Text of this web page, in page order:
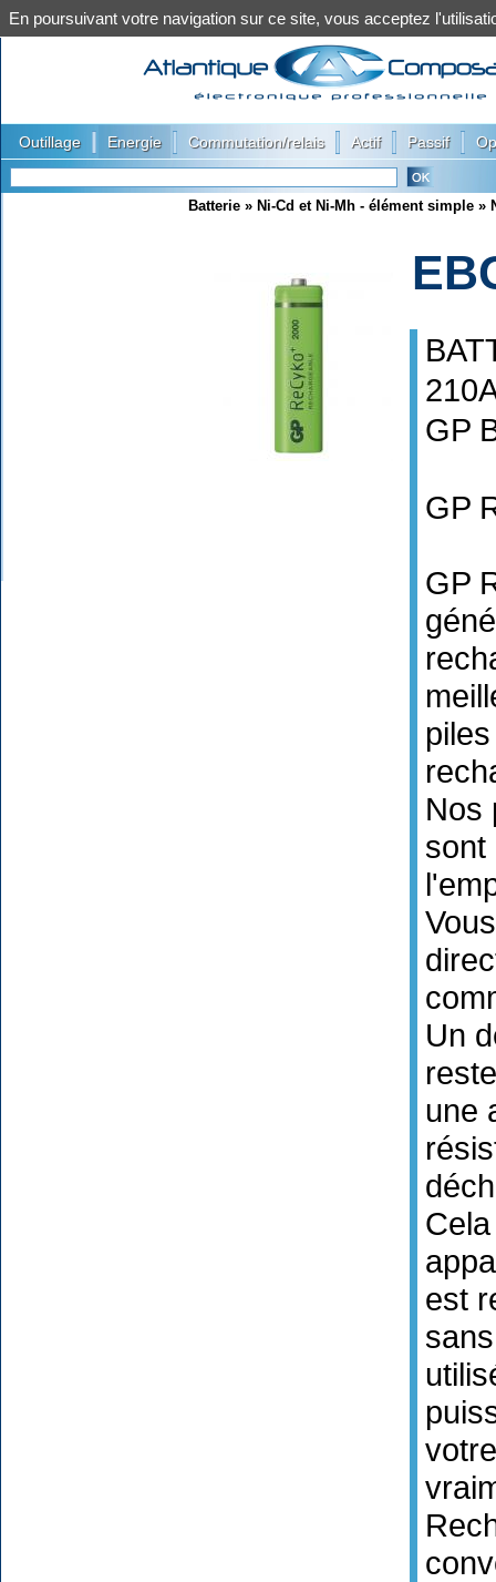
Outillage Energie Commutation/relais Actif Passif
Batterie » Ni-Cd et Ni-Mh - élément simple »
GP
GP
GP
Nos
sont
Un
une
est
En poursuivant votre navigation sur ce site, vous acceptez